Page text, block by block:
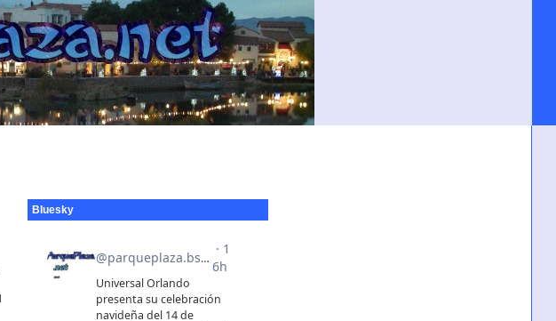
Bluesky